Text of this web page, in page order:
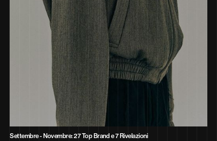
Settembre - Novembre: 27 Top Brand e 7 Rivelazioni